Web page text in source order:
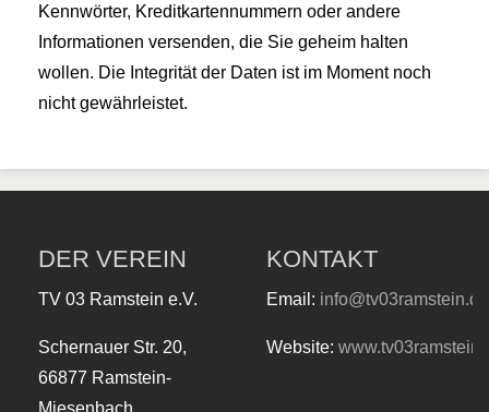
Kennwörter, Kreditkartennummern oder andere
Informationen versenden, die Sie geheim halten
wollen. Die Integrität der Daten ist im Moment noch
nicht gewährleistet.
DER VEREIN
TV 03 Ramstein e.V.
Schernauer Str. 20,
66877 Ramstein-
Miesenbach
KONTAKT
Email: info@tv03ramstein.de
Website: